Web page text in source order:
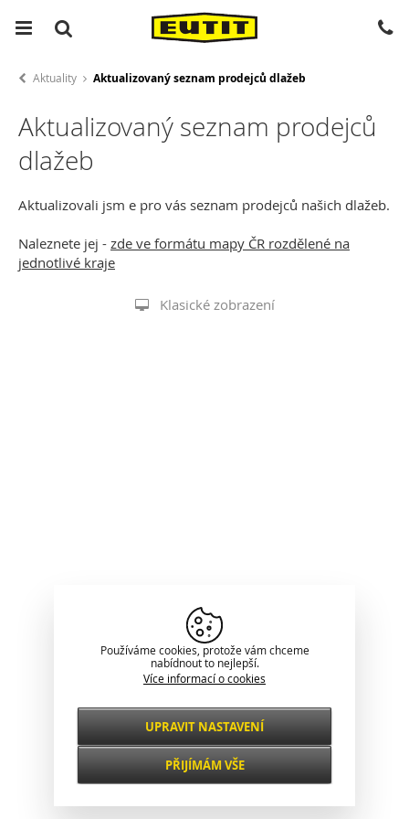
Aktuality Aktualizovaný seznam prodejců dlažeb
Aktualizovaný seznam prodejců
dlažeb
Aktualizovali jsm e pro vás seznam prodejců našich dlažeb.
Naleznete jej - zde ve formátu mapy ČR rozdělené na
jednotlivé kraje
Klasické zobrazení
Používáme cookies, protože vám chceme
nabídnout to nejlepší.
Více informací o cookies
Nezbytné
VŽDY AKTIVNÍ
Funkční a
UPRAVIT NASTAVENÍ
PŘIJÍMÁM VŠE